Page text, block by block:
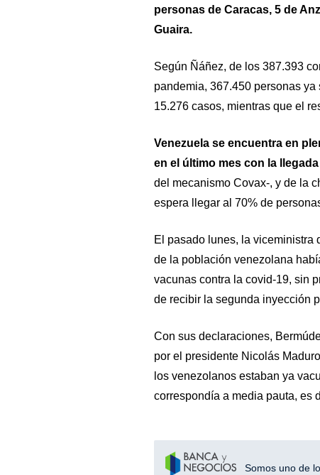
personas de Caracas, 5 de
Guaira.
Según Ñáñez, de los 387.393
pandemia, 367.450 personas
15.276 casos, mientras que el
Venezuela se encuentra en
en el último mes con la
del mecanismo Covax-, y de la
espera llegar al 70% de
El pasado lunes, la viceministra
de la población venezolana
vacunas contra la covid-19, sin
de recibir la segunda inyección
Con sus declaraciones,
por el presidente Nicolás
los venezolanos estaban ya
correspondía a media pauta, es
Somos uno de